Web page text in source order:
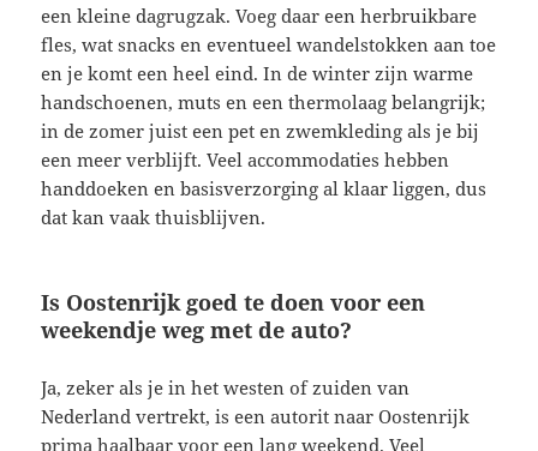
een kleine dagrugzak. Voeg daar een herbruikbare
fles, wat snacks en eventueel wandelstokken aan toe
en je komt een heel eind. In de winter zijn warme
handschoenen, muts en een thermolaag belangrijk;
in de zomer juist een pet en zwemkleding als je bij
een meer verblijft. Veel accommodaties hebben
handdoeken en basisverzorging al klaar liggen, dus
dat kan vaak thuisblijven.
Is Oostenrijk goed te doen voor een
weekendje weg met de auto?
Ja, zeker als je in het westen of zuiden van
Nederland vertrekt, is een autorit naar Oostenrijk
prima haalbaar voor een lang weekend. Veel